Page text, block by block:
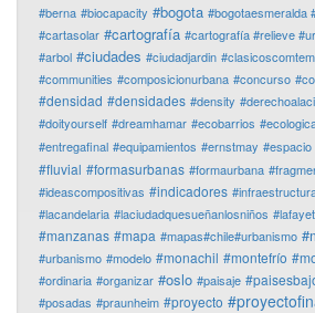
#berna #biocapacity #bogota #bogotaesmeralda
#cartasolar #cartografía #cartografía #relieve
#arbol #ciudades #ciudadjardin
#communities #composicionurbana #concurso
#densidad #densidades #density
#doityourself #dreamhamar #ecobarrios
#entregafinal #equipamientos #ernstmay #espacio
#fluvial #formasurbanas #formaurbana
#ideascompositivas #indicadores
#lacandelaria #laciudadquesueñanlosniños
#manzanas #mapa #mapas#chile#urbanismo
#urbanismo #modelo #monachil #montefrío
#ordinaria #organizar #oslo #paisaje
#posadas #praunheim #proyecto